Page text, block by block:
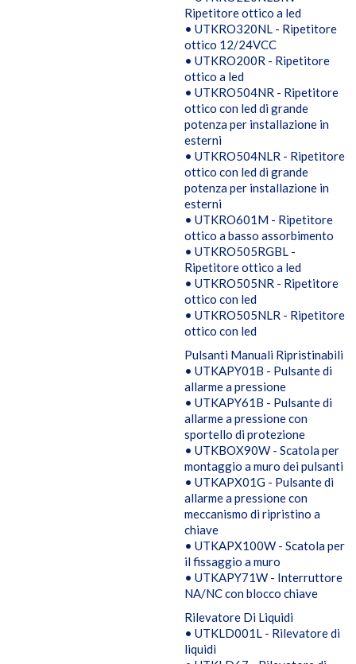
Ripetitore ottico a led
• UTKRO320NL - Ripetitore
ottico 12/24VCC
• UTKRO200R - Ripetitore
ottico a led
• UTKRO504NR - Ripetitore
ottico con led di grande
potenza per installazione in
esterni
• UTKRO504NLR - Ripetitore
ottico con led di grande
potenza per installazione in
esterni
• UTKRO601M - Ripetitore
ottico a basso assorbimento
• UTKRO505RGBL -
Ripetitore ottico a led
• UTKRO505NR - Ripetitore
ottico con led
• UTKRO505NLR - Ripetitore
ottico con led
Pulsanti Manuali Ripristinabili
• UTKAPY01B - Pulsante di
allarme a pressione
• UTKAPY61B - Pulsante di
allarme a pressione con
sportello di protezione
• UTKBOX90W - Scatola per
montaggio a muro dei pulsanti
• UTKAPX01G - Pulsante di
allarme a pressione con
meccanismo di ripristino a
chiave
• UTKAPX100W - Scatola per
il fissaggio a muro
• UTKAPY71W - Interruttore
NA/NC con blocco chiave
Rilevatore Di Liquidi
• UTKLD001L - Rilevatore di
liquidi